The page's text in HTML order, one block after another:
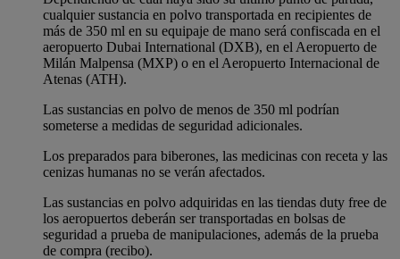
cualquier sustancia en polvo transportada en recipientes de
más de 350 ml en su equipaje de mano será confiscada en el
aeropuerto Dubai International (DXB), en el Aeropuerto de
Milán Malpensa (MXP) o en el Aeropuerto Internacional de
Atenas (ATH).
Las sustancias en polvo de menos de 350 ml podrían
someterse a medidas de seguridad adicionales.
Los preparados para biberones, las medicinas con receta y las
cenizas humanas no se verán afectados.
Las sustancias en polvo adquiridas en las tiendas duty free de
los aeropuertos deberán ser transportadas en bolsas de
seguridad a prueba de manipulaciones, además de la prueba
de compra (recibo).